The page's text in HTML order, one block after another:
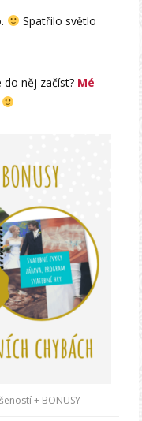
Spatřilo světlo
do něj začíst? Mé
+ BONUSY